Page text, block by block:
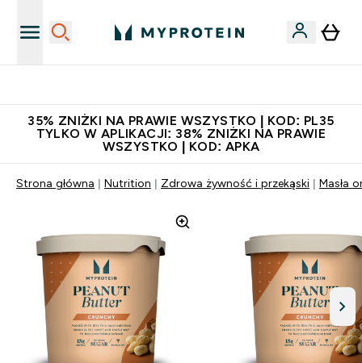
35% ZNIŻKI NA PRAWIE WSZYSTKO | KOD: PL35
TYLKO W APLIKACJI: 38% ZNIŻKI NA PRAWIE
WSZYSTKO | KOD: APKA
Strona główna Nutrition Zdrowa żywność i przekąski Masła